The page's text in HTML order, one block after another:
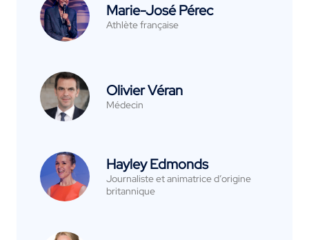
Marie-José Pérec
Athlète française
Olivier Véran
Médecin
Hayley Edmonds
Journaliste et animatrice d’origine
britannique